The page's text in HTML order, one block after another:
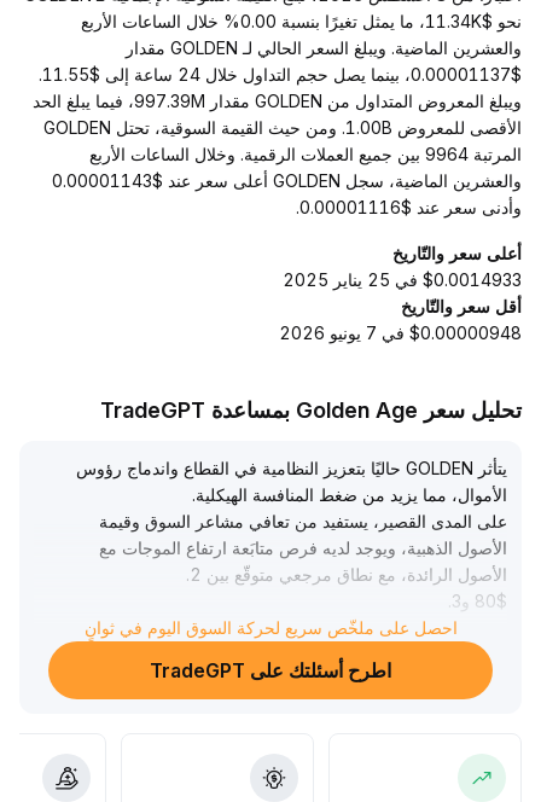
نحو $11.34K، ما يمثل تغيرًا بنسبة 0.00% خلال الساعات الأربع
والعشرين الماضية. ويبلغ السعر الحالي لـ GOLDEN مقدار
$0.00001137، بينما يصل حجم التداول خلال 24 ساعة إلى $11.55.
ويبلغ المعروض المتداول من GOLDEN مقدار 997.39M، فيما يبلغ الحد
الأقصى للمعروض 1.00B. ومن حيث القيمة السوقية، تحتل GOLDEN
المرتبة 9964 بين جميع العملات الرقمية. وخلال الساعات الأربع
والعشرين الماضية، سجل GOLDEN أعلى سعر عند $0.00001143
وأدنى سعر عند $0.00001116.
أعلى سعر والتّاريخ
$0.0014933 في 25 يناير 2025
أقل سعر والتّاريخ
$0.00000948 في 7 يونيو 2026
تحليل سعر Golden Age بمساعدة TradeGPT
يتأثر GOLDEN حاليًا بتعزيز النظامية في القطاع واندماج رؤوس
الأموال، مما يزيد من ضغط المنافسة الهيكلية.
على المدى القصير، يستفيد من تعافي مشاعر السوق وقيمة
الأصول الذهبية، ويوجد لديه فرص متابَعة ارتفاع الموجات مع
الأصول الرائدة، مع نطاق مرجعي متوقّع بين 2
.
80$ و3
يجب الحذر من تراجع وتصحيح السوق، ويُنصح بالإسراع في تعزيز
الامتثال وتوسيع التعاون البيئي، واستخدام أدوات المشتقات
احصل على ملخّص سريع لحركة السوق اليوم في ثوانٍ
اطرح أسئلتك على TradeGPT